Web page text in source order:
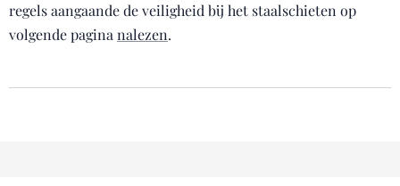
regels aangaande de veiligheid bij het staalschieten op
volgende pagina nalezen.